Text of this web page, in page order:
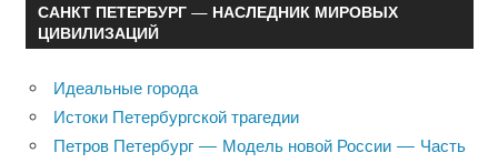
САНКТ ПЕТЕРБУРГ — НАСЛЕДНИК МИРОВЫХ
ЦИВИЛИЗАЦИЙ
Идеальные города
Истоки Петербургской трагедии
Петров Петербург — Модель новой России — Часть